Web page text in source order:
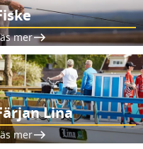
mer
Lina
mer